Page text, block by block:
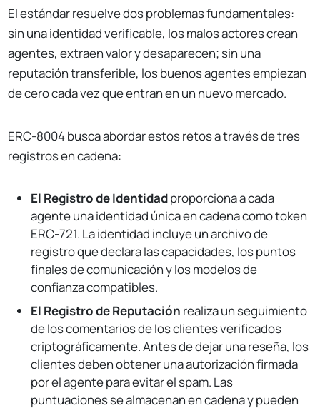
El estándar resuelve dos problemas fundamentales:
sin una identidad verificable, los malos actores crean
agentes, extraen valor y desaparecen; sin una
reputación transferible, los buenos agentes empiezan
de cero cada vez que entran en un nuevo mercado.
ERC-8004 busca abordar estos retos a través de tres
registros en cadena:
El Registro de Identidadproporciona a cada
agente una identidad única en cadena como token
ERC-721. La identidad incluye un archivo de
registro que declara las capacidades, los puntos
finales de comunicación y los modelos de
confianza compatibles.
El Registro de Reputación realiza un seguimiento
de los comentarios de los clientes verificados
criptográficamente. Antes de dejar una reseña, los
clientes deben obtener una autorización firmada
por el agente para evitar el spam. Las
puntuaciones se almacenan en cadena y pueden